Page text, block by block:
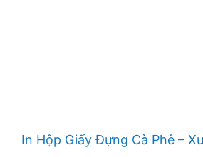
In Hộp Giấy Đựng Cà Phê –